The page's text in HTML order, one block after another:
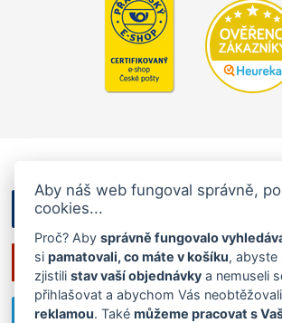
Aby náš web fungoval správně,
cookies...
Proč? Abysprávně fungovalo
sipamatovali, co máte v košíku, abyste
zjistilistav vaší objednávky a nemuseli
přihlašovat a abychom Vás
reklamou. Takémůžeme pracovat s